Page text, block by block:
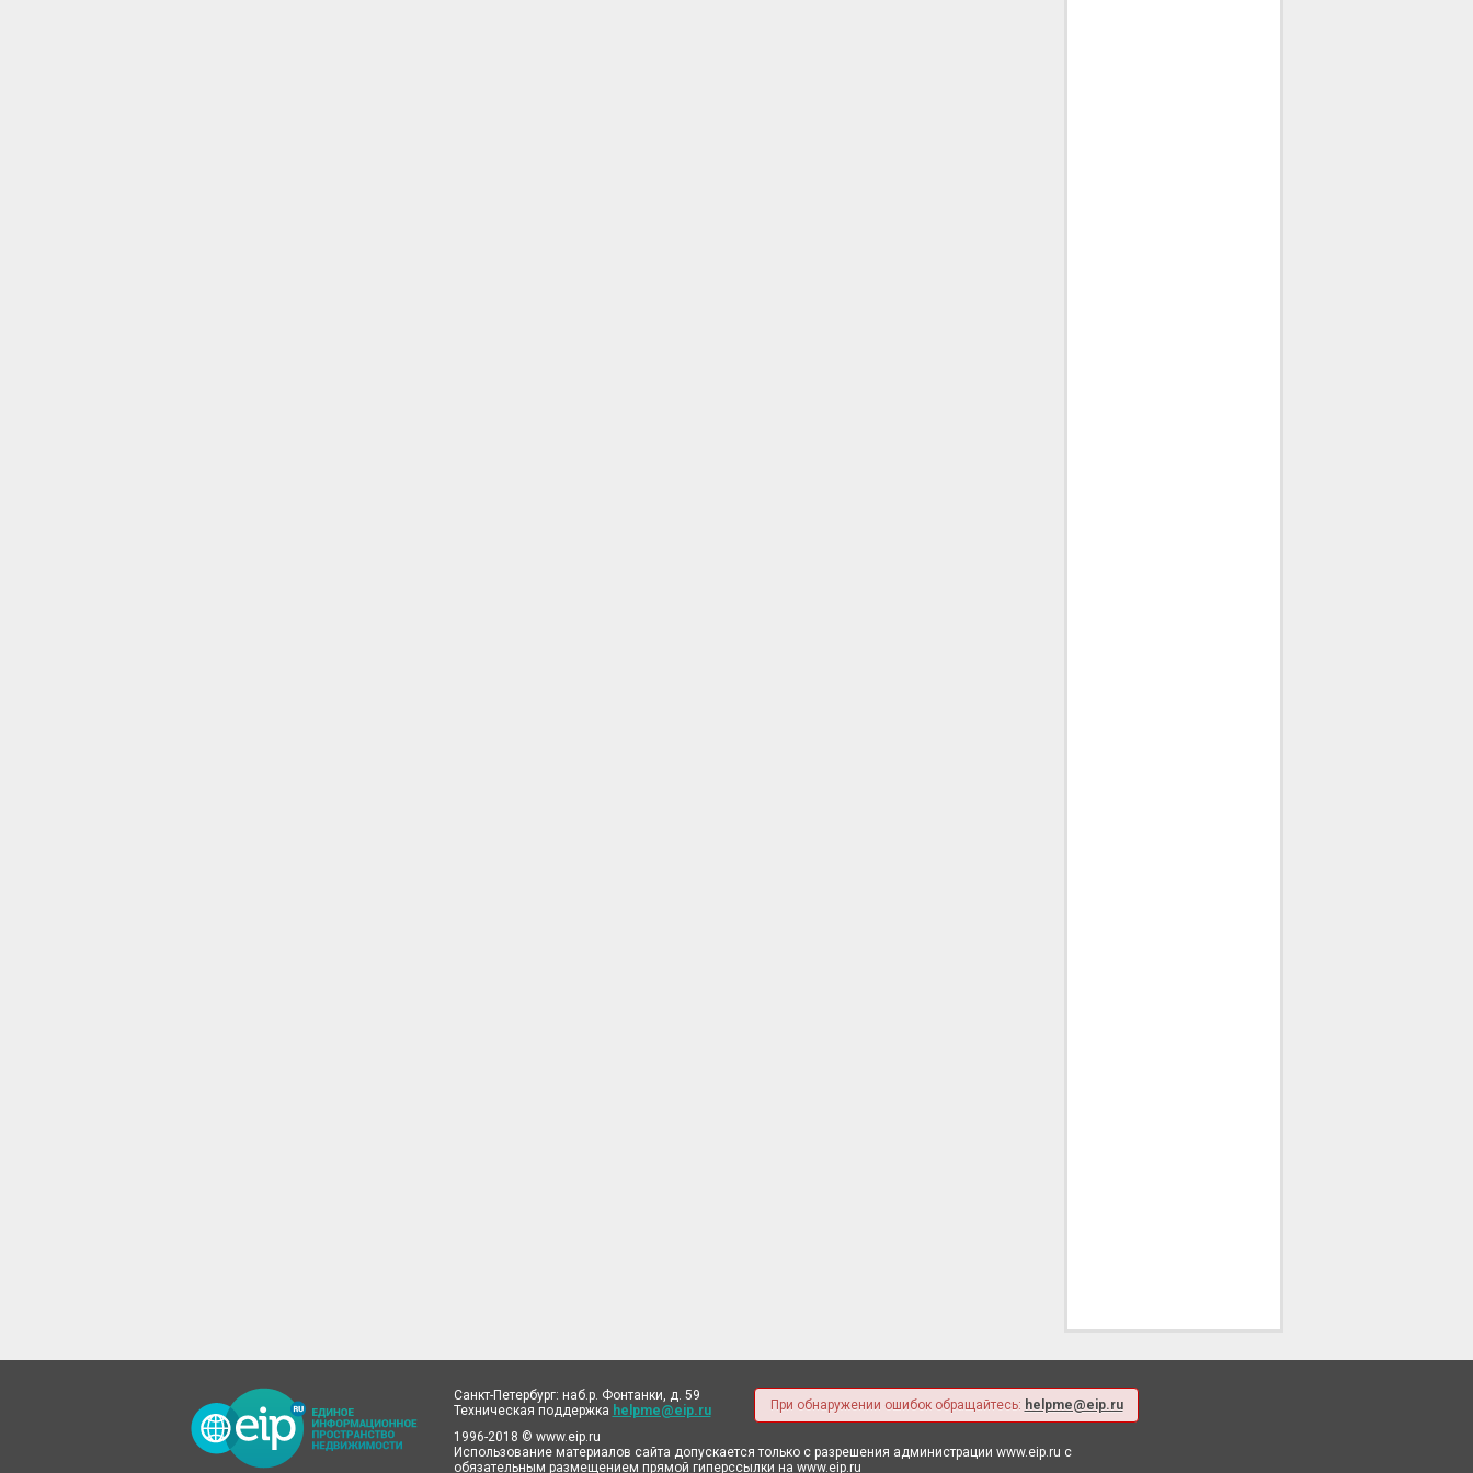
При обнаружении ошибок обращайтесь: helpme@eip.ru
Санкт-Петербург: наб.р. Фонтанки, д. 59
Техническая поддержка helpme@eip.ru
1996-2018 © www.eip.ru
Использование материалов сайта допускается только с разрешения администрации www.eip.ru с
обязательным размещением прямой гиперссылки на www.eip.ru